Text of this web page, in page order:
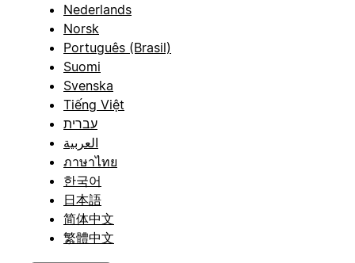
Nederlands
Norsk
Português (Brasil)
Suomi
Svenska
Tiếng Việt
עברית
العربية
ภาษาไทย
한국어
日本語
简体中文
繁體中文